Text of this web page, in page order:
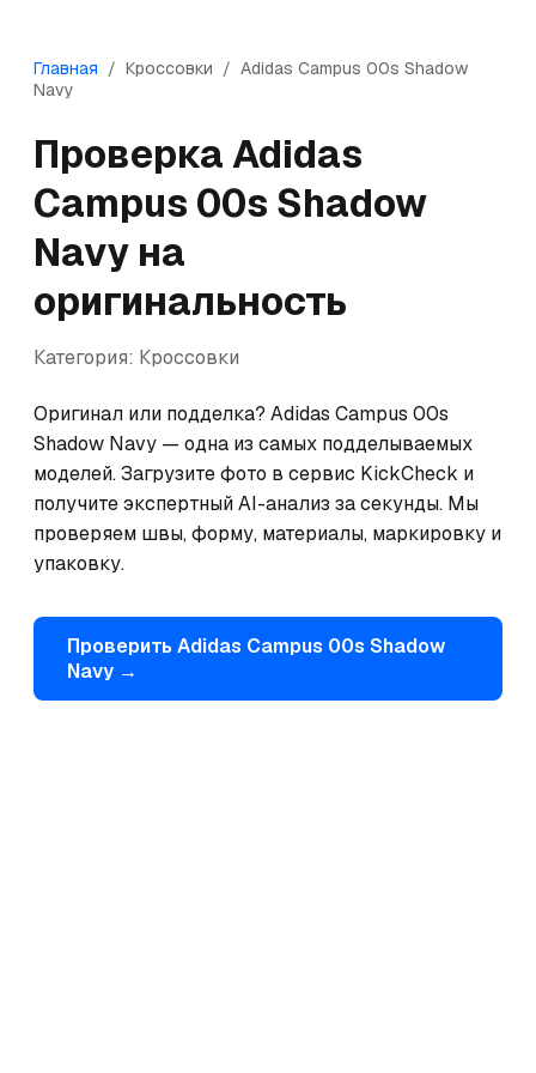
Главная / Кроссовки / Adidas Campus 00s Shadow
Navy
ПроверкаAdidas
Campus 00s Shadow
Navy на
оригинальность
Категория: Кроссовки
Оригинал или подделка? Adidas Campus 00s
Shadow Navy — одна из самых подделываемых
моделей. Загрузите фото в сервис KickCheck и
получите экспертный AI-анализ за секунды. Мы
проверяем швы, форму, материалы, маркировку и
упаковку.
Проверить Adidas Campus 00s Shadow
Navy →